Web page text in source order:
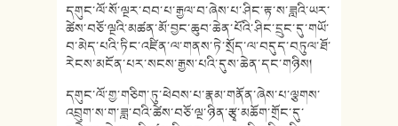
དགུང་ལོ་སོ་ལྔར་བབ་པ་རྒྱལ་བ་ཞེས་པ་ཤིང་རྟ་ས་ཟླའི་ཡར་
ཚེས་བཅོ་ལྔའི་མཚན་མོ་བྱང་ཆུབ་ཆེན་པོའི་ཤིང་དྲུང་དུ་གཡོ་
བ་མེད་པའི་ཏིང་འཛིན་ལ་གནས་ཏེ་སྲོད་ལ་བདུད་བཏུལ་ཐོ་
རེངས་མངོན་པར་སངས་རྒྱས་པའི་དུས་ཆེན་དང་གཉིས།
དགུང་ལོ་གྱ་གཅིག་ཏུ་ཕེབས་པ་རྣམ་གནོན་ཞེས་པ་ལྕགས་
འབྲུག་ས་ག་ཟླ་བའི་ཚེས་བཅོ་ལྔ་ཉིན་རྩྭ་མཆོག་གྲོང་དུ་